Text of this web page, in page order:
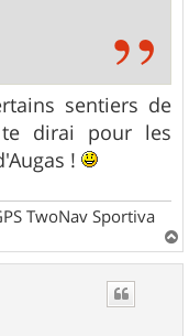
sentiers de
dirai pour les
!
TwoNav Sportiva
a